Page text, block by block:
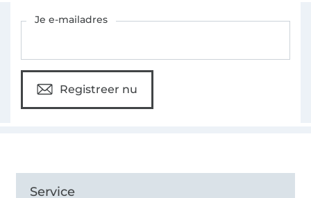
Je e-mailadres
Registreer nu
Service